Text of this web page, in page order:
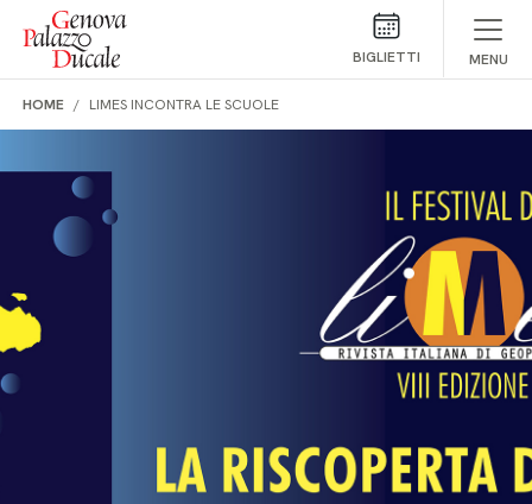
Salta al contenuto
BIGLIETTI MENU
HOME LIMES INCONTRA LE SCUOLE